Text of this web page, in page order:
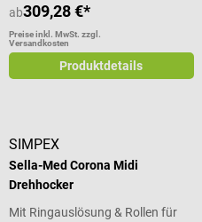
ab309,28 €*
Preise inkl. MwSt. zzgl.
Versandkosten
Produktdetails
SIMPEX
Sella-Med Corona Midi
Drehhocker
Mit Ringauslösung & Rollen für